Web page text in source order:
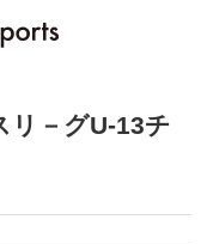
リ－グU-13チ